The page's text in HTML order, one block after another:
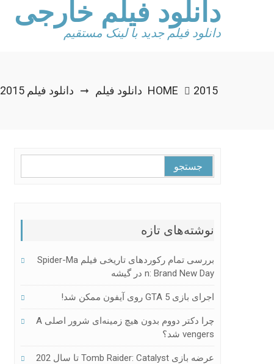
دانلود فیلم خارجی
دانلود فیلم جدید با لینک مستقیم
HOME 2015 دانلود فیلم ➞ دانلود فیلم DILWALE 2015
برای:
نوشته‌های تازه
بررسی تمام رکوردهای تاریخی فیلم Spider-Ma
N: Brand New Day در گیشه
اجرای بازی GTA 5 روی آیفون ممکن شد!
چرا دکتر دووم بدون هیچ زمینه‌ای شرور اصلی A
Vengers شد؟
عرضه بازی Tomb Raider: Catalyst تا سال 202